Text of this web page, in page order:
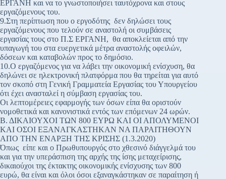
ΕΡΓΑΝΗ και να το γνωστοποιήσει ταυτόχρονα και στους
εργαζόμενους του.
9.Στη περίπτωση που ο εργοδότης δεν δηλώσει τους
εργαζόμενους που τελούν σε αναστολή οι συμβάσεις
εργασίας τους στο Π.Σ ΕΡΓΑΝΗ, θα αποκλείεται από την
υπαγωγή του στα ευεργετικά μέτρα αναστολής οφειλών,
δόσεων και καταβολών προς το δημόσιο.
10.Ο εργαζόμενος για να λάβει την οικονομική ενίσχυση, θα
δηλώνει σε ηλεκτρονική πλατφόρμα που θα τηρείται για αυτό
τον σκοπό στη Γενική Γραμματεία Εργασίας του Υπουργείου
ότι έχει ανασταλεί η σύμβαση εργασίας του.
Οι λεπτομέρειες εφαρμογής των όσων είπα θα οριστούν
νομοθετικά και κανονιστικά εντός των επόμενων 24 ωρών.
Β. ΔΙΚΑΙΟΥΧΟΙ ΤΩΝ 800 ΕΥΡΩ ΚΑΙ ΟΙ ΑΠΟΛΥΜΕΝΟΙ
ΚΑΙ ΟΣΟΙ ΕΞΑΝΑΓΚΑΣΤΗΚΑΝ ΝΑ ΠΑΡΑΙΤΗΘΟΥΝ
ΑΠΟ ΤΗΝ ΕΝΑΡΞΗ ΤΗΣ ΚΡΙΣΗΣ (1.3.2020)
Όπως είπε και ο Πρωθυπουργός στο χθεσινό διάγγελμά του
και για την υπεράσπιση της αρχής της ίσης μεταχείρισης,
δικαιούχοι της έκτακτης οικονομικής ενίσχυσης των 800
ευρώ, θα είναι και όλοι όσοι εξαναγκάστηκαν σε παραίτηση ή